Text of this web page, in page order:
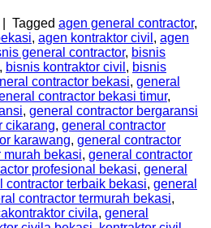
Tagged agen general contractor,
, agen kontraktor civil , agen
general contractor, bisnis
, bisnis kontraktor civil , bisnis
contractor bekasi, general
contractor bekasi timur,
, general contractor bergaransi
cikarang, general contractor
karawang, general contractor
murah bekasi, general contractor
profesional bekasi, general
contractor terbaik bekasi, general
contractor termurah bekasi,
civila, general